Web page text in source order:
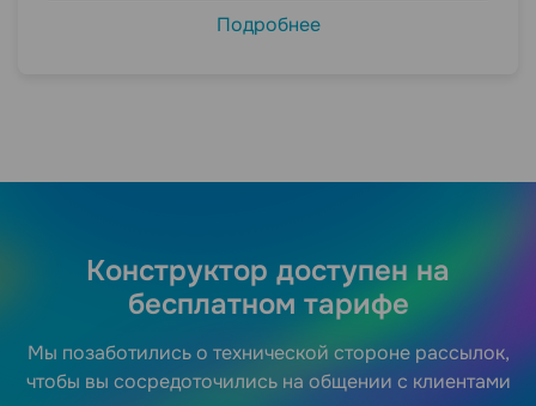
Подробнее
Конструктор доступен на
бесплатном тарифе
Мы позаботились о технической стороне рассылок,
чтобы вы сосредоточились на общении с клиентами